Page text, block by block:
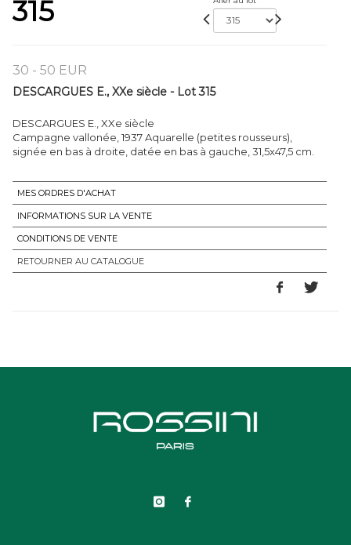
315
30 - 50 EUR
DESCARGUES E., XXe siècle - Lot 315
DESCARGUES E., XXe siècle
Campagne vallonée, 1937 Aquarelle (petites rousseurs),
signée en bas à droite, datée en bas à gauche, 31,5x47,5 cm.
MES ORDRES D'ACHAT
INFORMATIONS SUR LA VENTE
CONDITIONS DE VENTE
RETOURNER AU CATALOGUE